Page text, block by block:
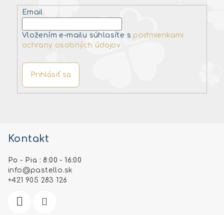
Email
Vložením e-mailu súhlasíte s podmienkami
ochrany osobných údajov
Prihlásiť sa
Kontakt
Po - Pia : 8:00 - 16:00
info @pastello.sk
+421 905 283 126